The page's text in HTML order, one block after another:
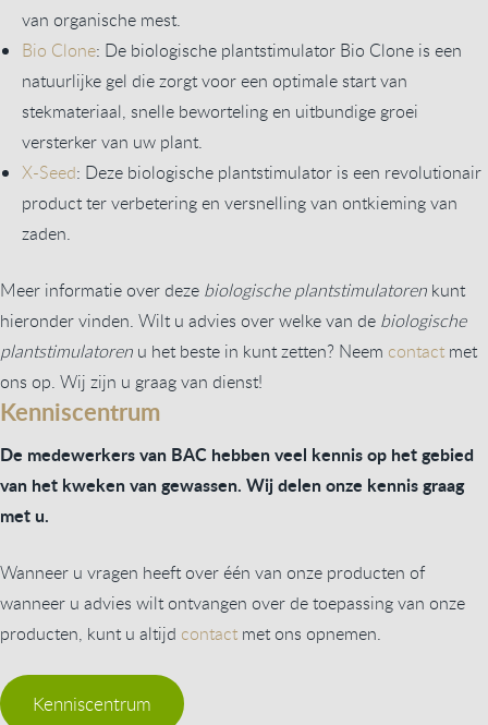
van organische mest.
Bio Clone: De biologische plantstimulator Bio Clone is een
natuurlijke gel die zorgt voor een optimale start van
stekmateriaal, snelle beworteling en uitbundige groei
versterker van uw plant.
X-Seed: Deze biologische plantstimulator is een revolutionair
product ter verbetering en versnelling van ontkieming van
zaden.
Meer informatie over deze biologische plantstimulatoren kunt
hieronder vinden. Wilt u advies over welke van de biologische
plantstimulatoren u het beste in kunt zetten? Neem contact met
ons op. Wij zijn u graag van dienst!
Kenniscentrum
De medewerkers van BAC hebben veel kennis op het gebied
van het kweken van gewassen. Wij delen onze kennis graag
met u.
Wanneer u vragen heeft over één van onze producten of
wanneer u advies wilt ontvangen over de toepassing van onze
producten, kunt u altijd contact met ons opnemen.
Kenniscentrum